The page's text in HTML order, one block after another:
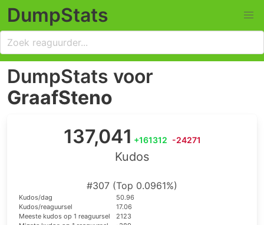
DumpStats
DumpStats voor
GraafSteno
137,041 +161312 -24271
Kudos
#307 (Top 0.0961%)
Kudos/dag
50.96
Kudos/reaguursel
17.06
Meeste kudos op 1 reaguursel
2123